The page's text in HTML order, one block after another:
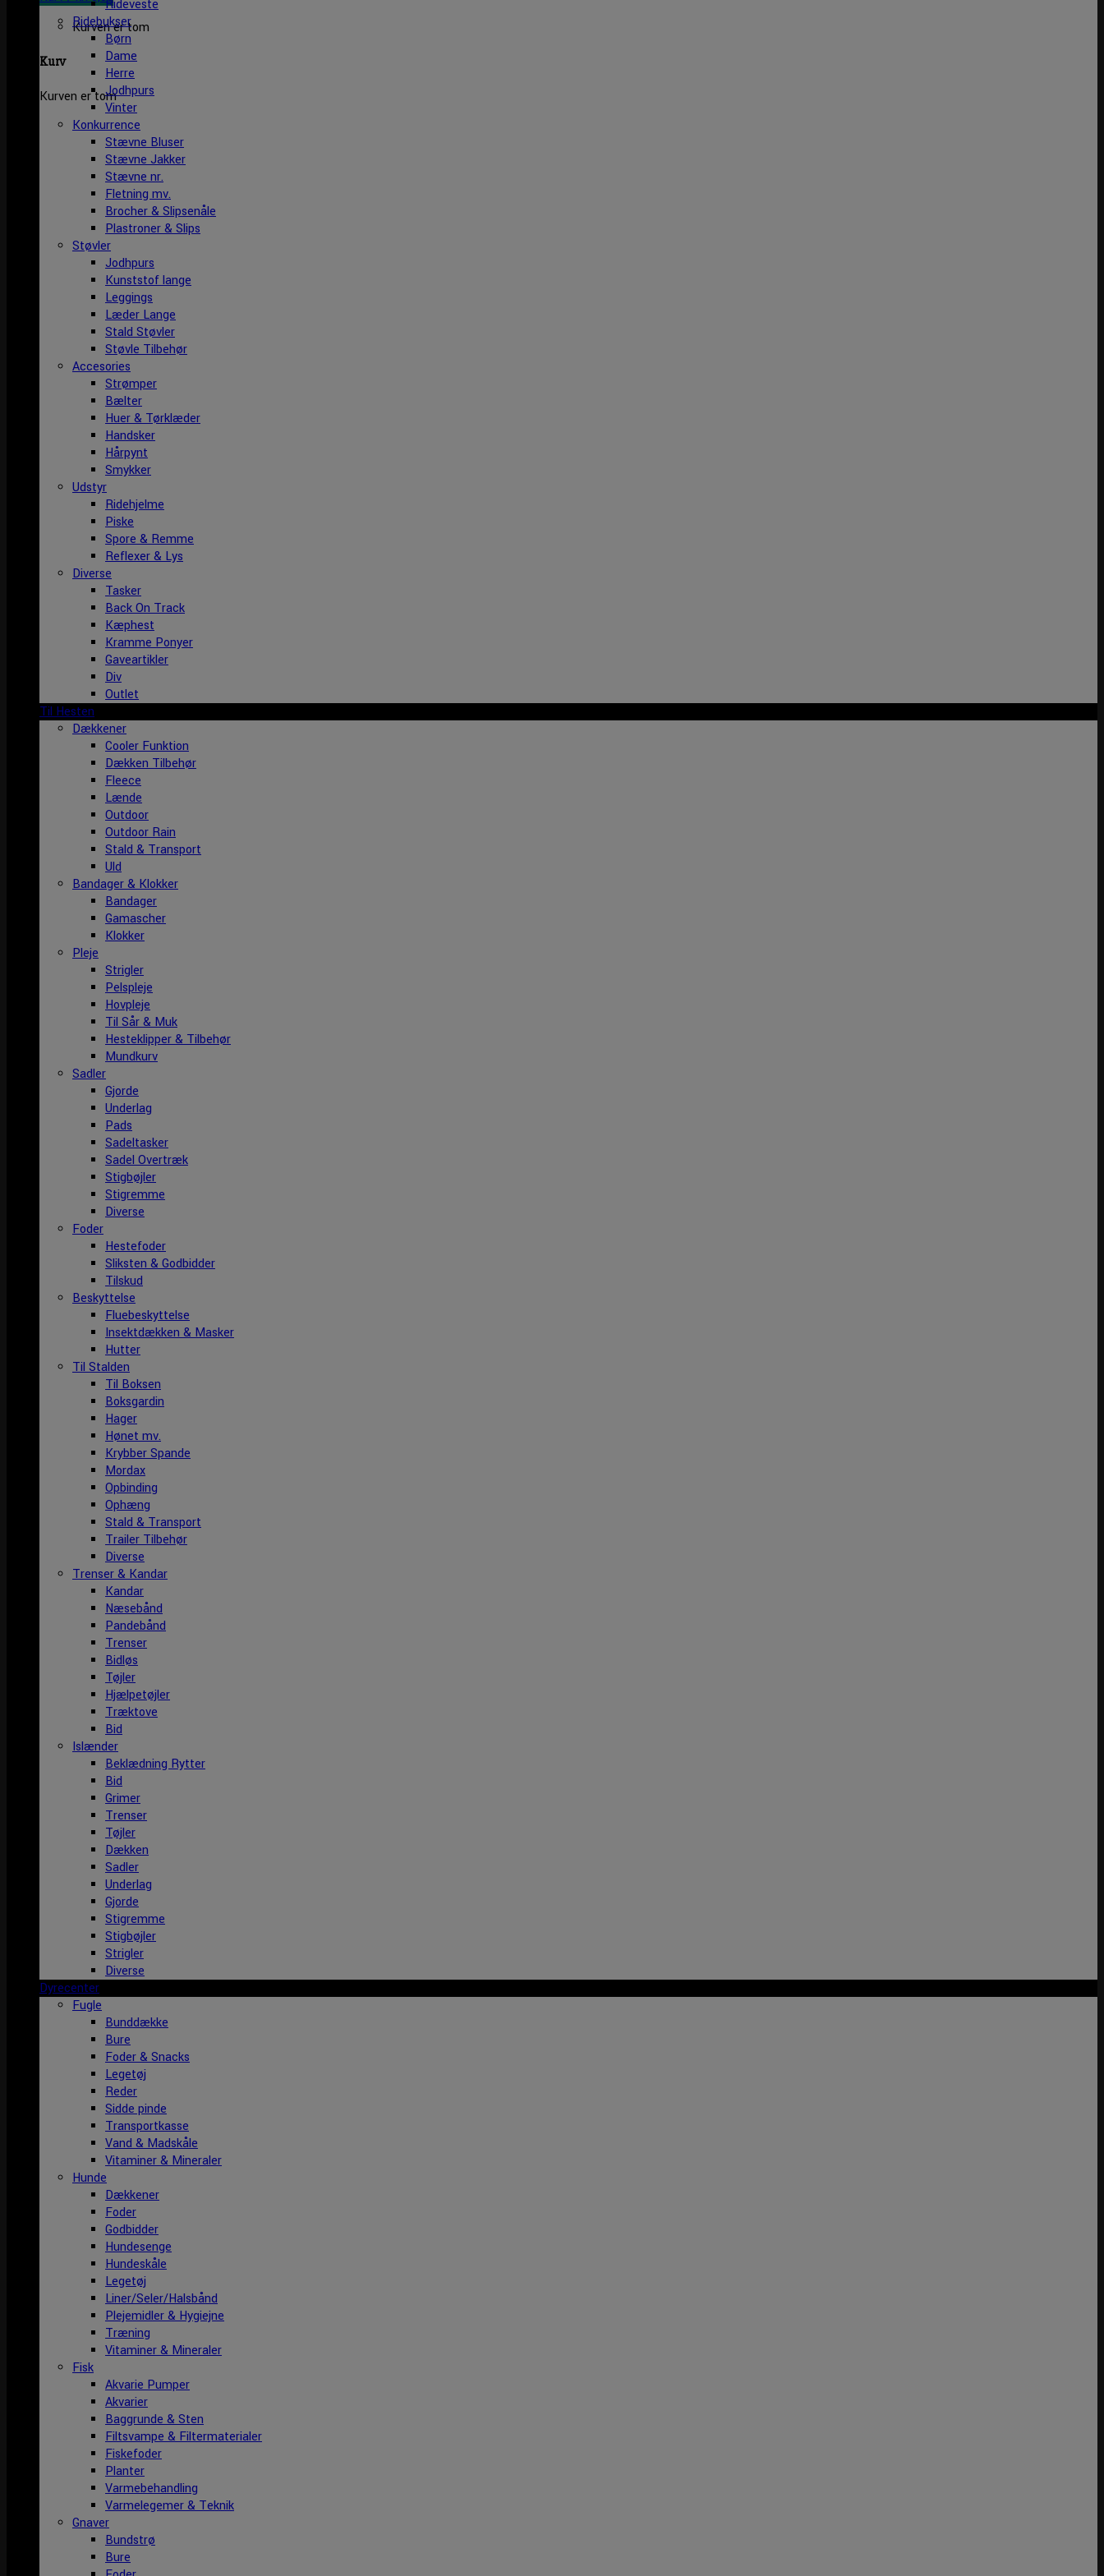
Kurven er tom
Kurv
Kurven er tom
Rideveste
Ridebukser
Børn
Dame
Herre
Jodhpurs
Vinter
Konkurrence
Stævne Bluser
Stævne Jakker
Stævne nr.
Fletning mv.
Brocher & Slipsenåle
Plastroner & Slips
Støvler
Jodhpurs
Kunststof lange
Leggings
Læder Lange
Stald Støvler
Støvle Tilbehør
Accesories
Strømper
Bælter
Huer & Tørklæder
Handsker
Hårpynt
Smykker
Udstyr
Ridehjelme
Piske
Spore & Remme
Reflexer & Lys
Diverse
Tasker
Back On Track
Kæphest
Kramme Ponyer
Gaveartikler
Div
Outlet
Til Hesten
Dækkener
Cooler Funktion
Dækken Tilbehør
Fleece
Lænde
Outdoor
Outdoor Rain
Stald & Transport
Uld
Bandager & Klokker
Bandager
Gamascher
Klokker
Pleje
Strigler
Pelspleje
Hovpleje
Til Sår & Muk
Hesteklipper & Tilbehør
Mundkurv
Sadler
Gjorde
Underlag
Pads
Sadeltasker
Sadel Overtræk
Stigbøjler
Stigremme
Diverse
Foder
Hestefoder
Sliksten & Godbidder
Tilskud
Beskyttelse
Fluebeskyttelse
Insektdækken & Masker
Hutter
Til Stalden
Til Boksen
Boksgardin
Hager
Hønet mv.
Krybber Spande
Mordax
Opbinding
Ophæng
Stald & Transport
Trailer Tilbehør
Diverse
Trenser & Kandar
Kandar
Næsebånd
Pandebånd
Trenser
Bidløs
Tøjler
Hjælpetøjler
Træktove
Bid
Islænder
Beklædning Rytter
Bid
Grimer
Trenser
Tøjler
Dækken
Sadler
Underlag
Gjorde
Stigremme
Stigbøjler
Strigler
Diverse
Dyrecenter
Fugle
Bunddække
Bure
Foder & Snacks
Legetøj
Reder
Sidde pinde
Transportkasse
Vand & Madskåle
Vitaminer & Mineraler
Hunde
Dækkener
Foder
Godbidder
Hundesenge
Hundeskåle
Legetøj
Liner/Seler/Halsbånd
Plejemidler & Hygiejne
Træning
Vitaminer & Mineraler
Fisk
Akvarie Pumper
Akvarier
Baggrunde & Sten
Filtsvampe & Filtermaterialer
Fiskefoder
Planter
Varmebehandling
Varmelegemer & Teknik
Gnaver
Bundstrø
Bure